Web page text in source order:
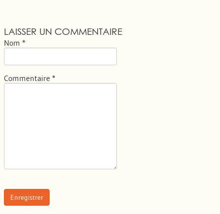
LAISSER UN COMMENTAIRE
Nom *
Commentaire *
Enregistrer